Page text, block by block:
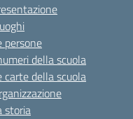
persone
della scuola
carte della scuola
storia